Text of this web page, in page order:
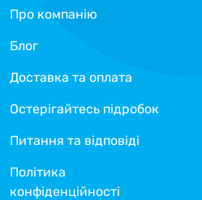
Про компанію
Блог
Доставка та оплата
Остерігайтесь підробок
Питання та відповіді
Політика
конфіденційності